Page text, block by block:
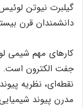
گیلبرت نیوتن
دانشمندان قرن
کارهای مهم شیمی
جفت الکترون است.
نقطه‌ای، نظریه
مدرن پیوند